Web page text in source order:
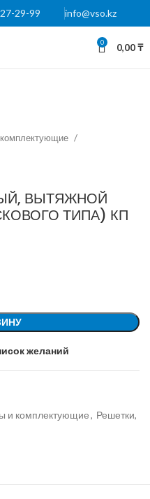
29-99 info@vso.kz
0 0,00₸
ВЫТЯЖНОЙ
ТИПА) КП
желаний
и комплектующие, Решетки,